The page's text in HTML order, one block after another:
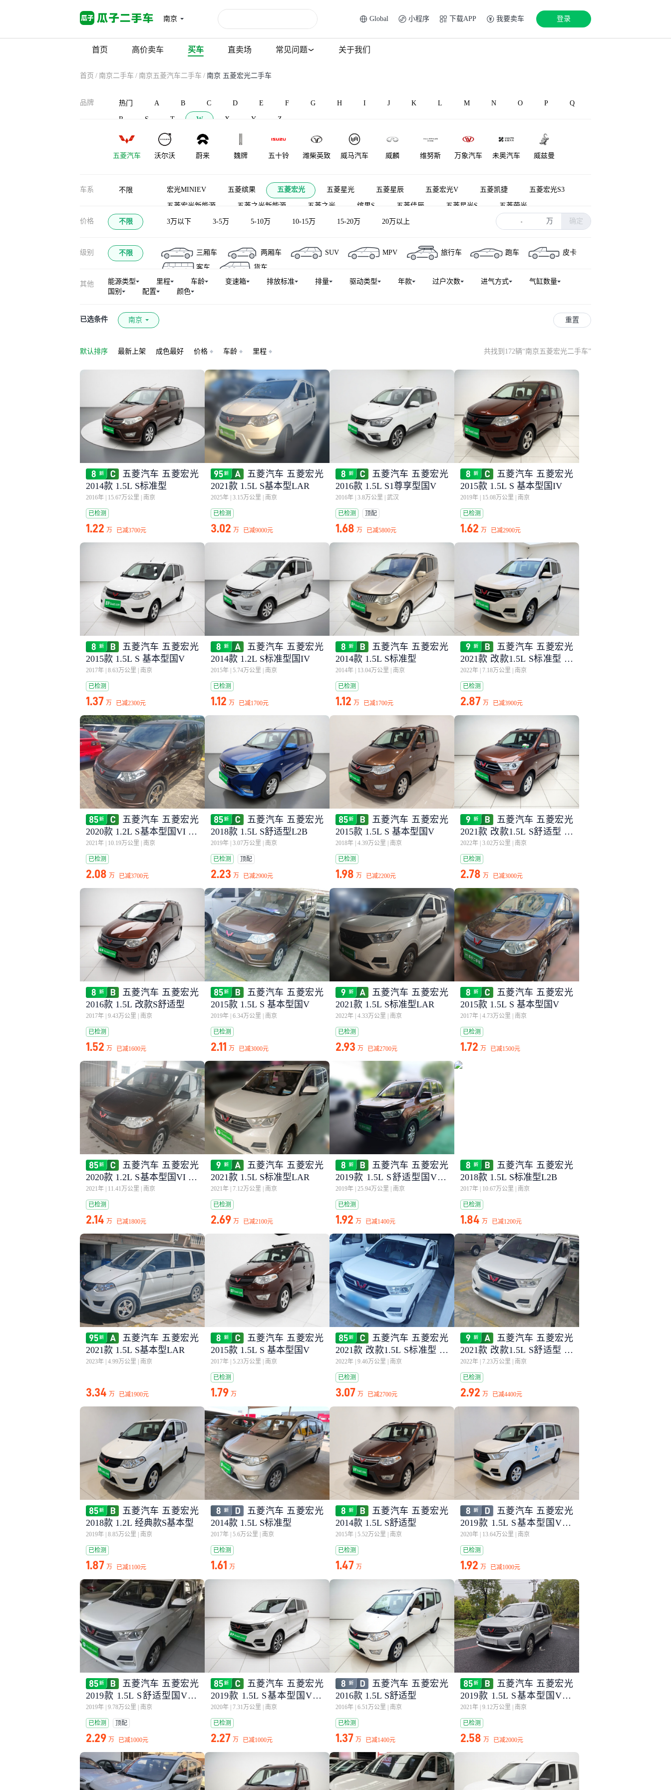
南京 Global 小程序 下载APP 我要卖车 登录
首页 高价卖车 买车 直卖场 常见问题 关于我们
首页 / 南京二手车 / 南京五菱汽车二手车 / 南京 五菱宏光二手车
品牌 热门 A B C D E F G H I J K L M N O P Q
R S T W X Y Z
五菱汽车 沃尔沃 蔚来 魏牌 五十铃 潍柴英致 威马汽车 威麟 维努斯 万象汽车 未奥汽车 威兹曼
瓦滋
车系 不限 宏光MINIEV 五菱缤果 五菱宏光 五菱星光 五菱星辰 五菱宏光V 五菱凯捷 五菱宏光S3
五菱宏光新能源 五菱之光新能源 五菱之光 缤果S 五菱佳辰 五菱星光S 五菱荣光
五菱宏光PLUS 五菱荣光V 五菱缤果PLUS 五菱扬光 五菱星驰 五菱荣光S
五菱荣光新卡 五菱EV50 星光730 星光560 五菱电卡 五菱星云 五菱之光V 五菱E5
星光L 五菱之光小卡
五菱微旅车 五菱E10 五菱荣光小卡专用车 五菱荣光小卡EV 五菱EV80 缤果Pro PN货车
价格 不限 3万以下 3-5万 5-10万 10-15万 15-20万 20万以上 - 万 确定
级别 不限 三厢车 两厢车 SUV MPV 旅行车 跑车
皮卡
客车
货车
其他 能源类型 里程 车龄 变速箱 排放标准 排量 驱动类型 年款 过户次数 进气方式
气缸数量
国别
配置 颜色
已选条件 南京 重置
默认排序 最新上架 成色最好 价格 车龄 里程 共找到172辆“南京五菱宏光二手车”
五菱汽车 五菱宏光
2014款 1.5L S标准型
2016年 15.67万公里 南京
已检测
1.22 万 已减3700元
五菱汽车 五菱宏光
2021款 1.5L S基本型LAR
2025年 3.15万公里 南京
已检测
3.02 万 已减9000元
五菱汽车 五菱宏光
2016款 1.5L S1尊享型国V
2016年 3.8万公里 武汉
已检测 顶配
1.68 万 已减5800元
五菱汽车 五菱宏光
2015款 1.5L S 基本型国IV
2019年 15.08万公里 南京
已检测
1.62 万 已减2900元
五菱汽车 五菱宏光
2015款 1.5L S 基本型国V
2017年 8.63万公里 南京
已检测
1.37 万 已减2300元
五菱汽车 五菱宏光
2014款 1.2L S标准型国IV
2015年 5.74万公里 南京
已检测
1.12 万 已减1700元
五菱汽车 五菱宏光
2014款 1.5L S标准型
2014年 13.04万公里 南京
已检测
1.12 万 已减1700元
五菱汽车 五菱宏光
2021款 改款1.5L S标准型 电
动助力LAR
2022年 7.18万公里 南京
已检测
2.87 万 已减3900元
五菱汽车 五菱宏光
2020款 1.2L S基本型国VI LS
I
2021年 10.19万公里 南京
已检测
2.08 万 已减3700元
五菱汽车 五菱宏光
2018款 1.5L S舒适型L2B
2019年 3.07万公里 南京
已检测 顶配
2.23 万 已减2900元
五菱汽车 五菱宏光
2015款 1.5L S 基本型国V
2018年 4.39万公里 南京
已检测
1.98 万 已减2200元
五菱汽车 五菱宏光
2021款 改款1.5L S舒适型 电
动助力LAR
2022年 3.02万公里 南京
已检测
2.78 万 已减3000元
五菱汽车 五菱宏光
2016款 1.5L 改款S舒适型
2017年 9.43万公里 南京
已检测
1.52 万 已减1600元
五菱汽车 五菱宏光
2015款 1.5L S 基本型国V
2019年 6.34万公里 南京
已检测
2.11 万 已减3000元
五菱汽车 五菱宏光
2021款 1.5L S标准型LAR
2022年 4.33万公里 南京
已检测
2.93 万 已减2700元
五菱汽车 五菱宏光
2015款 1.5L S 基本型国V
2017年 4.73万公里 南京
已检测
1.72 万 已减1500元
五菱汽车 五菱宏光
2020款 1.2L S基本型国VI LS
I
2021年 11.41万公里 南京
已检测
2.14 万 已减1800元
五菱汽车 五菱宏光
2021款 1.5L S标准型LAR
2021年 7.12万公里 南京
已检测
2.69 万 已减2100元
五菱汽车 五菱宏光
2019款 1.5L S舒适型国VI L
AR
2019年 25.94万公里 南京
已检测
1.92 万 已减1400元
五菱汽车 五菱宏光
2018款 1.5L S标准型L2B
2017年 10.67万公里 南京
已检测
1.84 万 已减1200元
五菱汽车 五菱宏光
2021款 1.5L S基本型LAR
2023年 4.99万公里 南京
3.34 万 已减1900元
五菱汽车 五菱宏光
2015款 1.5L S 基本型国V
2017年 5.23万公里 南京
已检测
1.79 万
五菱汽车 五菱宏光
2021款 改款1.5L S标准型 电
动助力LAR
2022年 9.46万公里 南京
已检测
3.07 万 已减2700元
五菱汽车 五菱宏光
2021款 改款1.5L S舒适型 电
动助力LAR
2022年 7.23万公里 南京
已检测
2.92 万 已减4400元
五菱汽车 五菱宏光
2018款 1.2L 经典款S基本型
2019年 8.85万公里 南京
已检测
1.87 万 已减1100元
五菱汽车 五菱宏光
2014款 1.5L S标准型
2017年 5.6万公里 南京
已检测
1.61 万
五菱汽车 五菱宏光
2014款 1.5L S舒适型
2015年 5.52万公里 南京
已检测
1.47 万
五菱汽车 五菱宏光
2019款 1.5L S基本型国VI L
AR
2020年 13.64万公里 南京
已检测
1.92 万 已减1000元
五菱汽车 五菱宏光
2019款 1.5L S舒适型国VI L
AR
2019年 9.78万公里 南京
已检测 顶配
2.29 万 已减1000元
五菱汽车 五菱宏光
2019款 1.5L S基本型国VI L
AR
2020年 7.31万公里 南京
已检测
2.27 万 已减1000元
五菱汽车 五菱宏光
2016款 1.5L S舒适型
2016年 6.51万公里 南京
已检测
1.37 万 已减1400元
五菱汽车 五菱宏光
2019款 1.5L S基本型国VI L
AR
2021年 9.12万公里 南京
已检测
2.58 万 已减2000元